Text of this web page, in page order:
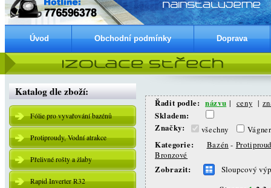
Úvod Obchodní podmínky Doprava
Katalog dle zboží:
Fólie pro vyvařování bazénů
Protiproudy, Vodní atrakce
Přelivné rošty a žlaby
Rapid Inverter R32
Řadit podle: názvu | ceny |
Skladem:
Značky:
všechny
Kategorie:
Bazén -
Bronzové
Zobrazit:
Sloupcový